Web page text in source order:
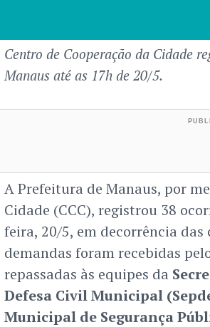
Centro de Cooperação da Cidade
Manaus até as 17h de 20/5.
A Prefeitura de Manaus, por
Cidade (CCC), registrou 38
feira, 20/5, em decorrência
demandas foram recebidas
repassadas às equipes da
Defesa Civil Municipal
Municipal de Segurança